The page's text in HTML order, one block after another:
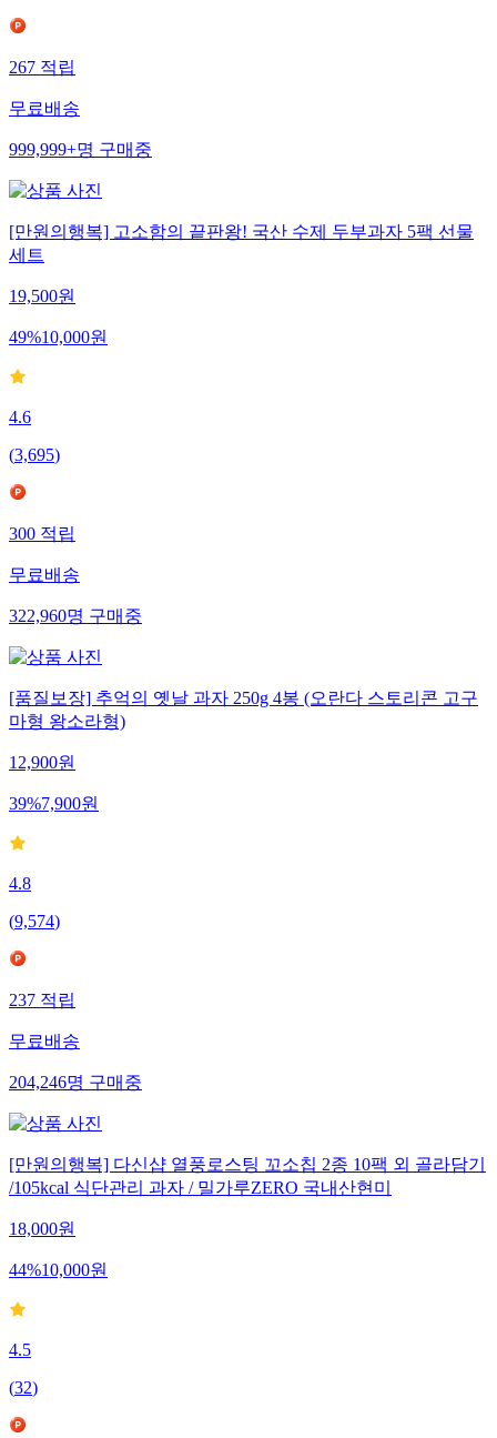
267 적립
무료배송
999,999+명 구매중
[만원의행복] 고소함의 끝판왕! 국산 수제 두부과자 5팩 선물
세트
19,500원
49%10,000원
4.6
(3,695)
300 적립
무료배송
322,960명 구매중
[품질보장] 추억의 옛날 과자 250g 4봉 (오란다 스토리콘 고구
마형 왕소라형)
12,900원
39%7,900원
4.8
(9,574)
237 적립
무료배송
204,246명 구매중
[만원의행복] 다신샵 열풍로스팅 꼬소칩 2종 10팩 외 골라담기
/105kcal 식단관리 과자 / 밀가루ZERO 국내산현미
18,000원
44%10,000원
4.5
(32)